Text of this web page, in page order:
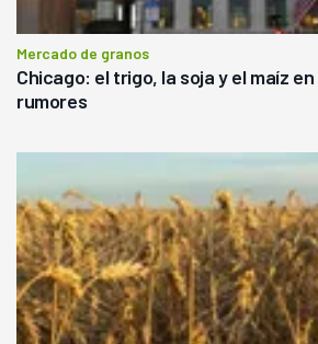
Mercado de granos
Chicago: el trigo, la soja y el maíz
rumores